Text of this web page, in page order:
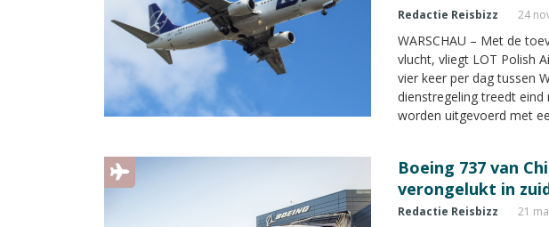
Redactie Reisbizz 24
WARSCHAU – Met de
vlucht, vliegt LOT Polish
vier keer per dag tussen
dienstregeling treedt
worden uitgevoerd met
Boeing 737 van
verongelukt in
Redactie Reisbizz 21